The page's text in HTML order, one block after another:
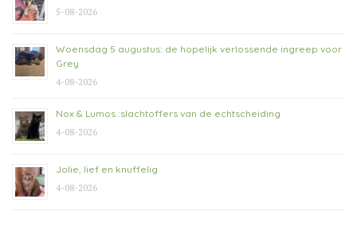
5-08-2026
Woensdag 5 augustus: de hopelijk verlossende ingreep voor
Grey
4-08-2026
Nox & Lumos :slachtoffers van de echtscheiding
4-08-2026
Jolie, lief en knuffelig
4-08-2026